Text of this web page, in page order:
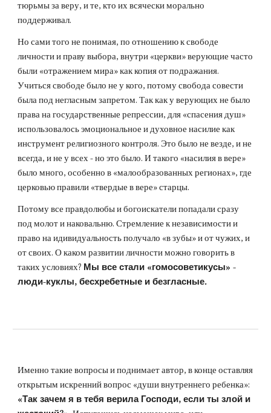
тюрьмы за веру, и те, кто их всячески морально
поддерживал.
Но сами того не понимая, по отношению к свободе
личности и праву выбора, внутри «церкви» верующие часто
были «отражением мира» каккопияот подражания.
Учиться свободе было не у кого, потому свобода совести
была под негласным запретом. Так как у верующих не было
права на государственные репрессии, для «спасения душ»
использовалось эмоциональное и духовное насилие как
инструмент религиозного контроля. Это было не везде, и не
всегда, и не у всех - но это было. И такого «насилия в вере»
было много, особенно в «малообразованных регионах», где
церковью правили «твердые в вере» старцы.
Потому все правдолюбы и богоискатели попадали сразу
под молот и наковальню. Стремление к независимости и
право на идивидуальность получало «в зубы» и от чужих, и
от своих. О каком развитии личности можно говорить в
таких условиях? Мы все стали «гомосоветикусы» -
люди-куклы, бесхребетные и безгласные.
Именно такие вопросы и поднимает автор, в конце оставляя
открытым искренний вопрос «души внутреннего ребенка»:
«Так зачем я в тебя верила Господи, если ты злой и